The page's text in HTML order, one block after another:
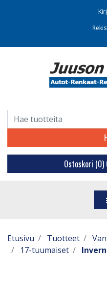
Ostoskori (0)
Etusivu Tuotteet
17-tuumaiset